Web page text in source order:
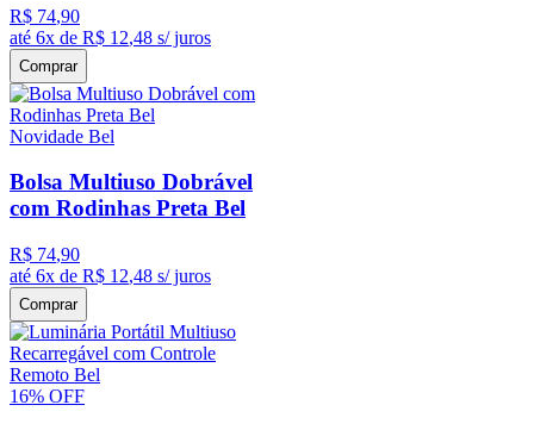
R$ 74,90
até 6x de R$ 12,48 s/ juros
Comprar
Novidade Bel
Bolsa Multiuso Dobrável
com Rodinhas Preta Bel
R$ 74,90
até 6x de R$ 12,48 s/ juros
Comprar
16% OFF